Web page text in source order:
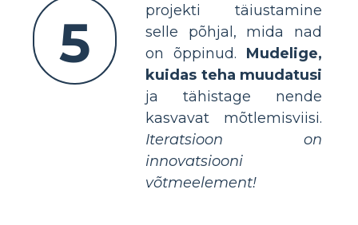
5
projekti täiustamine
selle põhjal, mida nad
on õppinud. Mudelige,
kuidas teha muudatusi
ja tähistage nende
kasvavat mõtlemisviisi.
Iteratsioon on
innovatsiooni
võtmeelement!